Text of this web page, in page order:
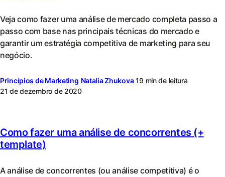
Veja como fazer uma análise de mercado completa passo a
passo com base nas principais técnicas do mercado e
garantir um estratégia competitiva de marketing para seu
negócio.
Princípios de Marketing Natalia Zhukova 19 min de leitura
21 de dezembro de 2020
Como fazer uma análise de concorrentes (+
template)
A análise de concorrentes (ou análise competitiva) é o